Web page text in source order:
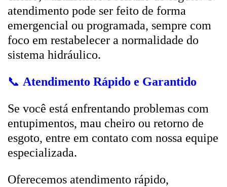
atendimento pode ser feito de forma
emergencial ou programada, sempre com
foco em restabelecer a normalidade do
sistema hidráulico.
📞 Atendimento Rápido e Garantido
Se você está enfrentando problemas com
entupimentos, mau cheiro ou retorno de
esgoto, entre em contato com nossa equipe
especializada.
Oferecemos atendimento rápido,